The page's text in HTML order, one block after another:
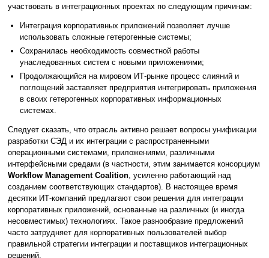
участвовать в интеграционных проектах по следующим причинам:
Интеграция корпоративных приложений позволяет лучше
использовать сложные гетерогенные системы;
Сохранилась необходимость совместной работы
унаследованных систем с новыми приложениями;
Продолжающийся на мировом ИТ-рынке процесс слияний и
поглощений заставляет предприятия интегрировать приложения
в своих гетерогенных корпоративных информационных
системах.
Следует сказать, что отрасль активно решает вопросы унификации
разработки СЭД и их интеграции с распространенными
операционными системами, приложениями, различными
интерфейсными средами (в частности, этим занимается консорциум
Workflow Management Coalition , усиленно работающий над
созданием соответствующих стандартов). В настоящее время
десятки ИТ-компаний предлагают свои решения для интеграции
корпоративных приложений, основанные на различных (и иногда
несовместимых) технологиях. Такое разнообразие предложений
часто затрудняет для корпоративных пользователей выбор
правильной стратегии интеграции и поставщиков интеграционных
решений.